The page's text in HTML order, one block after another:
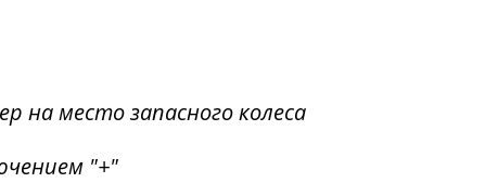
на место запасного колеса
"+"